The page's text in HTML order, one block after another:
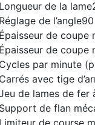
de la lame
de l’angle
de coupe
de coupe
par minute
avec tige
de lames de fer
de flan
de course